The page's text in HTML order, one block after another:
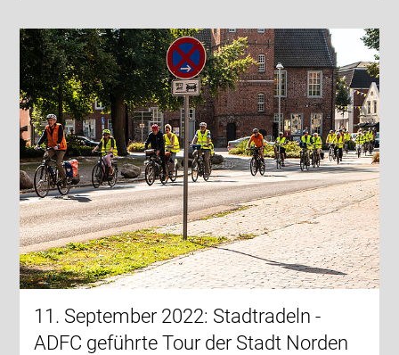
11. September 2022: Stadtradeln -
ADFC geführte Tour der Stadt Norden